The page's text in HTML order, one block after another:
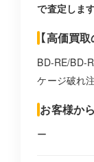
で査定します
【高価買取
BD-RE/BD-
ケージ破れ
お客様か
ー